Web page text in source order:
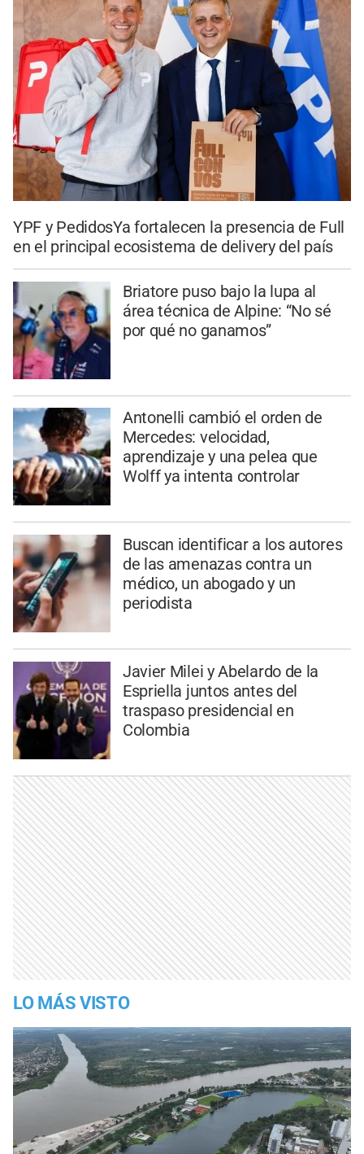
YPF y PedidosYa fortalecen la presencia de Full
en el principal ecosistema de delivery del país
Briatore puso bajo la lupa al
área técnica de Alpine: “No sé
por qué no ganamos”
Antonelli cambió el orden de
Mercedes: velocidad,
aprendizaje y una pelea que
Wolff ya intenta controlar
Buscan identificar a los autores
de las amenazas contra un
médico, un abogado y un
periodista
Javier Milei y Abelardo de la
Espriella juntos antes del
traspaso presidencial en
Colombia
LO MÁS VISTO